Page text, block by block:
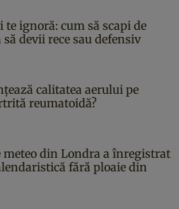
te ignoră: cum să scapi de
devii rece sau defensiv
calitatea aerului pe
reumatoidă?
meteo din Londra a înregistrat
fără ploaie din